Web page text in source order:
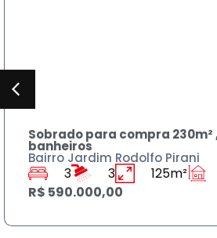
Sobrado para compra 230m²
banheiros
Bairro Jardim Rodolfo Pirani
3 3 125m²
R$ 590.000,00